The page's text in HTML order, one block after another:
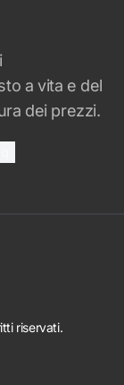
a vita e del
dei prezzi.
riservati.